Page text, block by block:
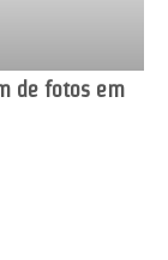
de fotos em